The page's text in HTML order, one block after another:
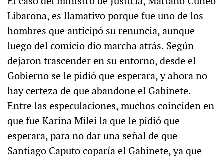
Libarona, es llamativo porque fue uno de los
hombres que anticipó su renuncia, aunque
luego del comicio dio marcha atrás. Según
dejaron trascender en su entorno, desde el
Gobierno se le pidió que esperara, y ahora no
hay certeza de que abandone el Gabinete.
Entre las especulaciones, muchos coinciden en
que fue Karina Milei la que le pidió que
esperara, para no dar una señal de que
Santiago Caputo coparía el Gabinete, ya que